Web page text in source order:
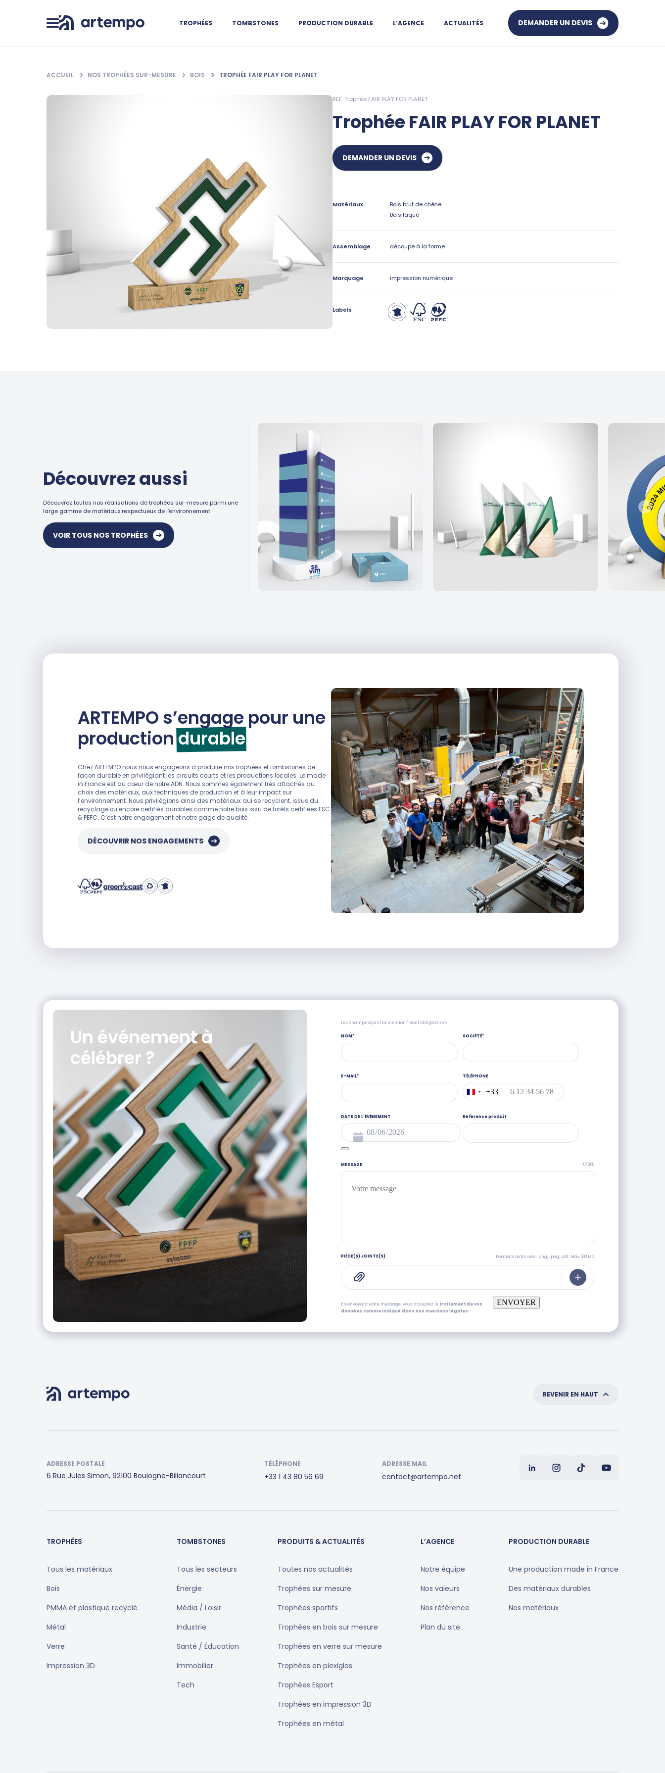
TROPHÉES TOMBSTONES PRODUCTION DURABLE L’AGENCE ACTUALITÉS DEMANDER UN DEVIS
ACCUEIL NOS TROPHÉES SUR-MESURE BOIS TROPHÉE FAIR PLAY FOR PLANET
REF: Trophée FAIR PLAY FOR PLANET
Trophée FAIR PLAY FOR PLANET
DEMANDER UN DEVIS
Matériaux
Bois brut de chêne
Bois laqué
Assemblage découpe à la forme
Marquage impression numérique
Labels
Découvrez aussi
Découvrez toutes nos réalisations de trophées sur-mesure parmi une
large gamme de matériaux respectueux de l’environnement
VOIR TOUS NOS TROPHÉES
ARTEMPO s’engage pour une
productiondurable
Chez ARTEMPO nous nous engageons à produire nos trophées et tombstones de
façon durable en privilégiant les circuits courts et les productions locales. Le made
in France est au cœur de notre ADN. Nous sommes également très attachés au
choix des matériaux, aux techniques de production et à leur impact sur
l’environnement. Nous privilégions ainsi des matériaux qui se recyclent, issus du
recyclage ou encore certifiés durables comme notre bois issu de forêts certifiées FSC
& PEFC. C’est notre engagement et notre gage de qualité.
DÉCOUVRIR NOS ENGAGEMENTS
Un événementà
célébrer ?
Les champs ayant la mention * sont obligatoires
NOM* SOCIÉTÉ*
E-MAIL* TÉLÉPHONE
France
+33
+33
DATE DE L'ÉVÉNEMENT Référence produit
MESSAGE 0/300
PIÈCE(S) JOINTE(S) Formats autorisés : png, jpeg, pdf. Max 500 Mo
En envoyant votre message, vous acceptez le traitement de vos
données comme indiqué dans nos mentions légales.
ENVOYER
REVENIR EN HAUT
ADRESSE POSTALE
6 Rue Jules Simon, 92100 Boulogne-Billancourt
TÉLÉPHONE
+33 1 43 80 56 69
ADRESSE MAIL
contact@artempo.net
TROPHÉES
Tous les matériaux
Bois
PMMA et plastique recyclé
Métal
Verre
Impression 3D
TOMBSTONES
Tous les secteurs
Énergie
Média / Loisir
Industrie
Santé / Éducation
Immobilier
Tech
PRODUITS & ACTUALITÉS
Toutes nos actualités
Trophées sur mesure
Trophées sportifs
Trophées en bois sur mesure
Trophées en verre sur mesure
Trophées en plexiglas
Trophées Esport
Trophées en impression 3D
Trophées en métal
L’AGENCE
Notre équipe
Nos valeurs
Nos référence
Plan du site
PRODUCTION DURABLE
Une production made in France
Des matériaux durables
Nos matériaux